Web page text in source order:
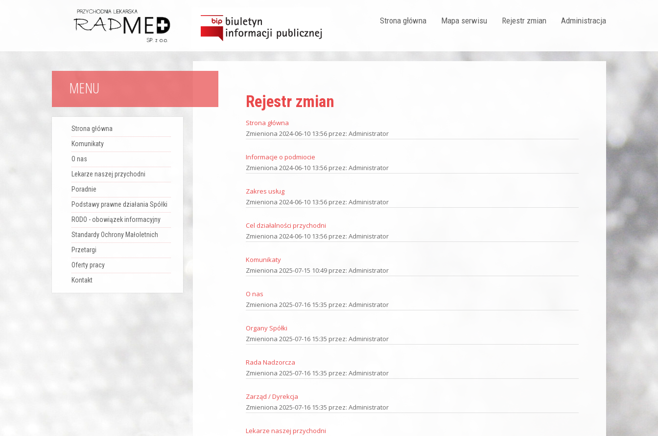
Strona główna Mapa serwisu Rejestr zmian Administracja
Strona główna
Komunikaty
O nas
Lekarze naszej przychodni
Poradnie
Podstawy prawne działania Spółki
RODO - obowiązek informacyjny
Standardy Ochrony Małoletnich
Przetargi
Oferty pracy
Kontakt
MENU
Rejestr zmian
Strona główna
Zmieniona 2024-06-10 13:56 przez: Administrator
Informacje o podmiocie
Zmieniona 2024-06-10 13:56 przez: Administrator
Zakres usług
Zmieniona 2024-06-10 13:56 przez: Administrator
Cel działalności przychodni
Zmieniona 2024-06-10 13:56 przez: Administrator
Komunikaty
Zmieniona 2025-07-15 10:49 przez: Administrator
O nas
Zmieniona 2025-07-16 15:35 przez: Administrator
Organy Spółki
Zmieniona 2025-07-16 15:35 przez: Administrator
Rada Nadzorcza
Zmieniona 2025-07-16 15:35 przez: Administrator
Zarząd / Dyrekcja
Zmieniona 2025-07-16 15:35 przez: Administrator
Lekarze naszej przychodni